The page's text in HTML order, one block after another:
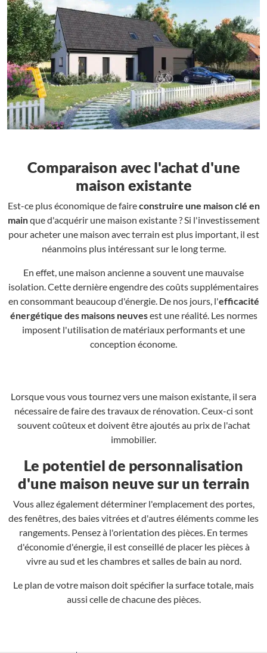
Comparaison avec l'achat d'une
maison existante
Est-ce plus économique de faireconstruire une maison clé en
mainque d'acquérir une maison existante ? Si l'investissement
pour acheter une maison avec terrain est plus important, il est
néanmoins plus intéressant sur le long terme.
En effet, une maison ancienne a souvent une mauvaise
isolation. Cette dernière engendre des coûts supplémentaires
en consommant beaucoup d'énergie. De nos jours, l'efficacité
énergétique des maisons neuvesest une réalité. Les normes
imposent l'utilisation de matériaux performants et une
conception économe.
Lorsque vous vous tournez vers une maison existante, il sera
nécessaire de faire des travaux de rénovation. Ceux-ci sont
souvent coûteux et doivent être ajoutés au prix de l'achat
immobilier.
Le potentiel de personnalisation
d'une maison neuve sur un terrain
Vous allez également déterminer l'emplacement des portes,
des fenêtres, des baies vitrées et d'autres éléments comme les
rangements. Pensez à l'orientation des pièces. En termes
d'économie d'énergie, il est conseillé de placer les pièces à
vivre au sud et les chambres et salles de bain au nord.
Le plan de votre maison doit spécifier la surface totale, mais
aussi celle de chacune des pièces.